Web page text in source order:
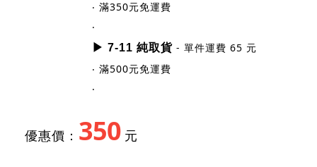
‧ 滿350元免運費
‧
▶ 7-11 純取貨 - 單件運費 65 元
‧ 滿500元免運費
‧
優惠價： 350 元